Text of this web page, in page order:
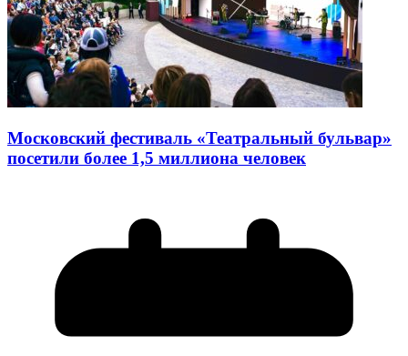
Московский фестиваль «Театральный бульвар»
посетили более 1,5 миллиона человек